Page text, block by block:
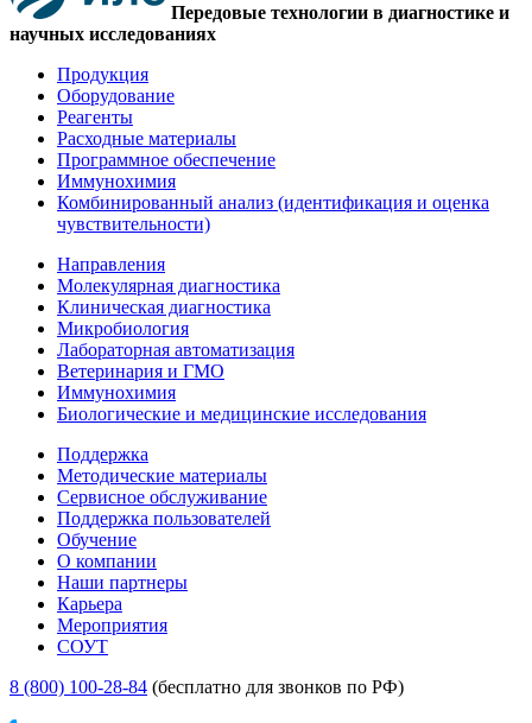
Передовые технологии в диагностике и
научных исследованиях
Продукция
Оборудование
Реагенты
Расходные материалы
Программное обеспечение
Иммунохимия
Комбинированный анализ (идентификация и оценка
чувствительности)
Направления
Молекулярная диагностика
Клиническая диагностика
Микробиология
Лабораторная автоматизация
Ветеринария и ГМО
Иммунохимия
Биологические и медицинские исследования
Поддержка
Методические материалы
Сервисное обслуживание
Поддержка пользователей
Обучение
О компании
Наши партнеры
Карьера
Мероприятия
СОУТ
8 (800) 100-28-84 (бесплатно для звонков по РФ)